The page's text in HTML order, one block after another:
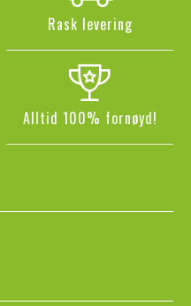
Rask levering
Alltid 100% fornøyd!